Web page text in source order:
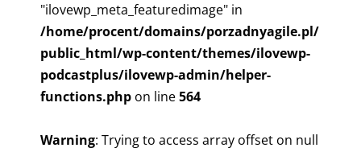
"ilovewp_meta_featuredimage" in
/home/procent/domains/porzadnyagile.pl/
public_html/wp-content/themes/ilovewp-
podcastplus/ilovewp-admin/helper-
functions.php on line564
Warning: Trying to access array offset on null